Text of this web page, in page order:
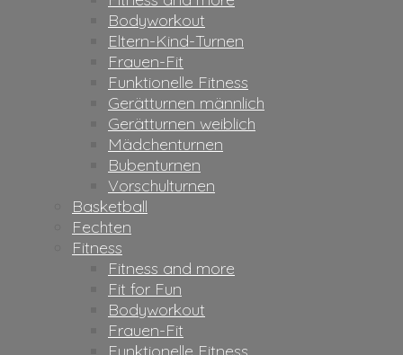
Bodyworkout
Eltern-Kind-Turnen
Frauen-Fit
Funktionelle Fitness
Gerätturnen männlich
Gerätturnen weiblich
Mädchenturnen
Bubenturnen
Vorschulturnen
Basketball
Fechten
Fitness
Fitness and more
Fit for Fun
Bodyworkout
Frauen-Fit